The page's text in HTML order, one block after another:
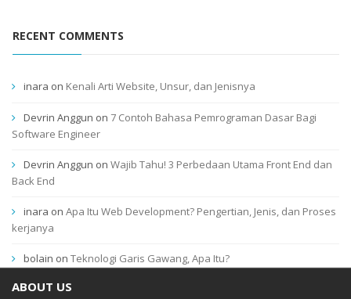
RECENT COMMENTS
inara on Kenali Arti Website, Unsur, dan Jenisnya
Devrin Anggun on 7 Contoh Bahasa Pemrograman Dasar Bagi
Software Engineer
Devrin Anggun on Wajib Tahu! 3 Perbedaan Utama Front End dan
Back End
inara on Apa Itu Web Development? Pengertian, Jenis, dan Proses
kerjanya
bolain on Teknologi Garis Gawang, Apa Itu?
ABOUT US